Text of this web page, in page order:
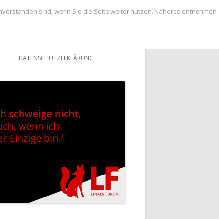
DATENSCHUTZERKLÄRUNG
sind, wenn Sie die Seite weiter nutzen. Näheres entnehmen